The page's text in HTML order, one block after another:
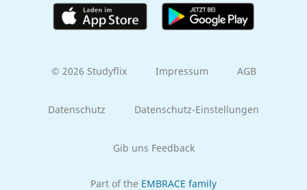
© 2026 Studyflix Impressum AGB
Datenschutz Datenschutz-Einstellungen
Gib uns Feedback
Part of the EMBRACE family